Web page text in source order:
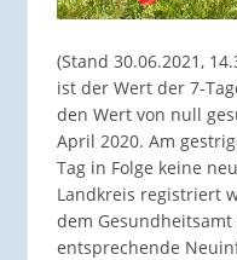
(Stand 30.06.2021,
ist der Wert der 7-
den Wert von null
April 2020. Am
Tag in Folge keine
Landkreis registriert
dem
entsprechende